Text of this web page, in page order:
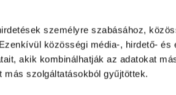
személyre szabásához,
közösségi média-, hirdető-
akik kombinálhatják az adatokat
szolgáltatásokból gyűjtöttek.
Árlista